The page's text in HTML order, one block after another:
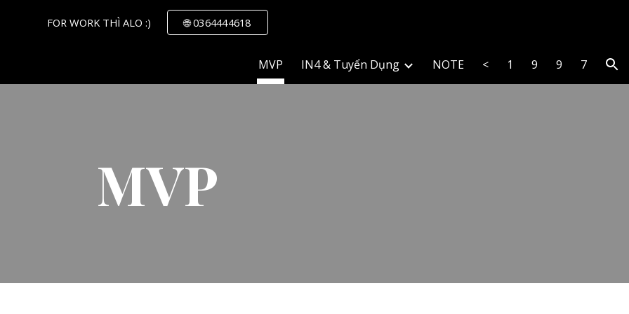
to main content Skip to navigation
FOR WORK THÌ ALO :) 🌐 0364444618
MVP IN4 & Tuyển Dụng NOTE < 1 9 9 7
MVP